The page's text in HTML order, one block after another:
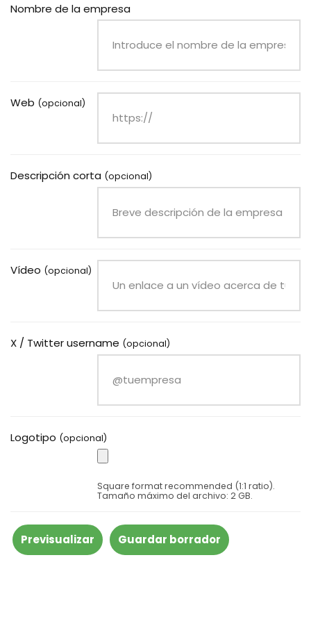
Nombre de la empresa
Web (opcional)
Descripción corta (opcional)
Vídeo (opcional)
X / Twitter username (opcional)
Logotipo (opcional)
Square format recommended (1:1 ratio).
Tamaño máximo del archivo: 2 GB.